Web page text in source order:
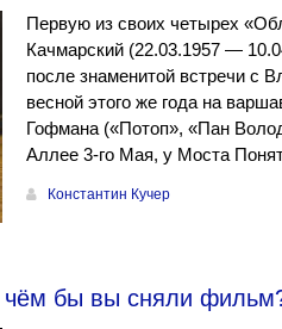
Первую из своих четырех
Качмарский (22.03.1957 —
после знаменитой встречи с
весной этого же года на
Гофмана («Потоп», «Пан
Аллее 3-го Мая, у Моста
Константин Кучер
чём бы вы сняли